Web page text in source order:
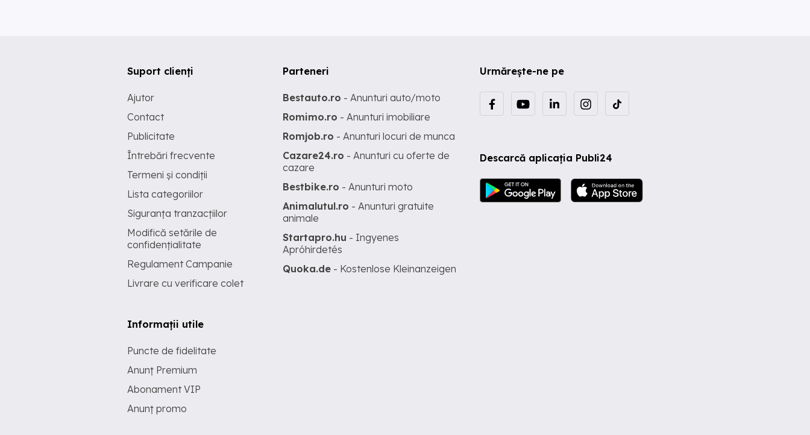
Urmărește-ne pe
Descarcă aplicația Publi24
Suport clienți
Ajutor
Contact
Publicitate
Întrebări frecvente
Termeni și condiții
Lista categoriilor
Siguranța tranzacțiilor
Modifică setările de
confidențialitate
Regulament Campanie
Livrare cu verificare colet
Informații utile
Puncte de fidelitate
Anunț Premium
Abonament VIP
Anunț promo
Parteneri
Bestauto.ro - Anunturi auto/moto
Romimo.ro - Anunturi imobiliare
Romjob.ro - Anunturi locuri de munca
Cazare24.ro - Anunturi cu oferte de
cazare
Bestbike.ro - Anunturi moto
Animalutul.ro - Anunturi gratuite
animale
Startapro.hu - Ingyenes
Apróhirdetés
Quoka.de - Kostenlose Kleinanzeigen